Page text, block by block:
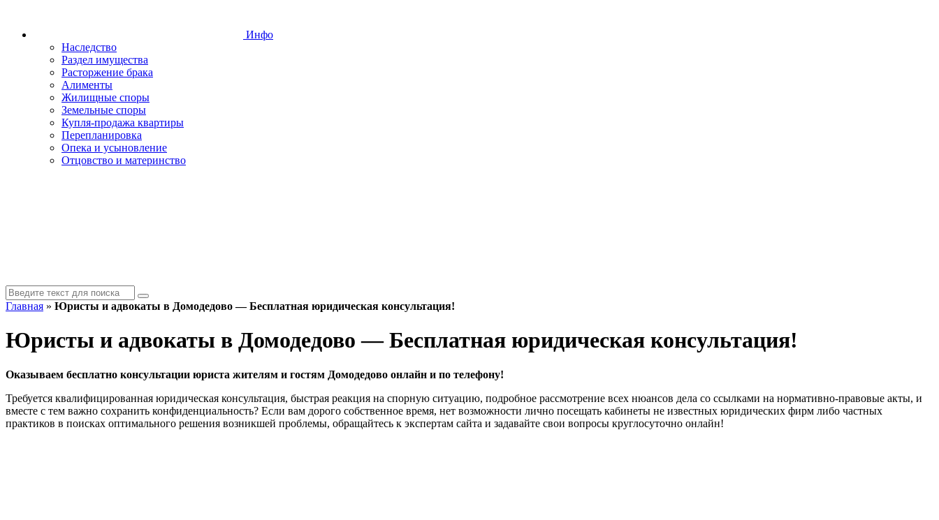
Инфо
Наследство
Раздел имущества
Расторжение брака
Алименты
Жилищные споры
Земельные споры
Купля-продажа квартиры
Перепланировка
Опека и усыновление
Отцовство и материнство
Главная » Юристы и адвокаты в Домодедово — Бесплатная юридическая консультация!
Юристы и адвокаты в Домодедово — Бесплатная юридическая консультация!
Оказываем бесплатно консультации юриста жителям и гостям Домодедово онлайн и по телефону!
Требуется квалифицированная юридическая консультация, быстрая реакция на спорную ситуацию, подробное рассмотрение всех нюансов дела со ссылками на нормативно-правовые акты, и
вместе с тем важно сохранить конфиденциальность? Если вам дорого собственное время, нет возможности лично посещать кабинеты не известных юридических фирм либо частных
практиков в поисках оптимального решения возникшей проблемы, обращайтесь к экспертам сайта и задавайте свои вопросы круглосуточно онлайн!